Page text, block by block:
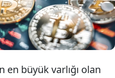
fiyatlardaki toparlanmayı
en büyük varlığı olan